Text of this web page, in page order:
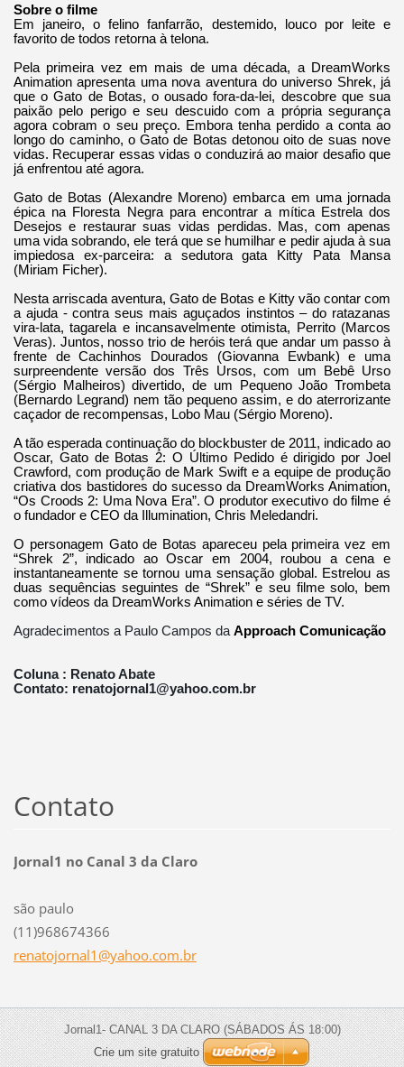
Sobre o filme
Em janeiro, o felino fanfarrão, destemido, louco por leite e
favorito de todos retorna à telona.
Pela primeira vez em mais de uma década, a DreamWorks
Animation apresenta uma nova aventura do universo Shrek, já
que o Gato de Botas, o ousado fora-da-lei, descobre que sua
paixão pelo perigo e seu descuido com a própria segurança
agora cobram o seu preço. Embora tenha perdido a conta ao
longo do caminho, o Gato de Botas detonou oito de suas nove
vidas. Recuperar essas vidas o conduzirá ao maior desafio que
já enfrentou até agora.
Gato de Botas (Alexandre Moreno) embarca em uma jornada
épica na Floresta Negra para encontrar a mítica Estrela dos
Desejos e restaurar suas vidas perdidas. Mas, com apenas
uma vida sobrando, ele terá que se humilhar e pedir ajuda à sua
impiedosa ex-parceira: a sedutora gata Kitty Pata Mansa
(Miriam Ficher).
Nesta arriscada aventura, Gato de Botas e Kitty vão contar com
a ajuda - contra seus mais aguçados instintos – do ratazanas
vira-lata, tagarela e incansavelmente otimista, Perrito (Marcos
Veras). Juntos, nosso trio de heróis terá que andar um passo à
frente de Cachinhos Dourados (Giovanna Ewbank) e uma
surpreendente versão dos Três Ursos, com um Bebê Urso
(Sérgio Malheiros) divertido, de um Pequeno João Trombeta
(Bernardo Legrand) nem tão pequeno assim, e do aterrorizante
caçador de recompensas, Lobo Mau (Sérgio Moreno).
A tão esperada continuação do blockbuster de 2011, indicado ao
Oscar, Gato de Botas 2: O Último Pedido é dirigido por Joel
Crawford, com produção de Mark Swift e a equipe de produção
criativa dos bastidores do sucesso da DreamWorks Animation,
“Os Croods 2: Uma Nova Era”. O produtor executivo do filme é
o fundador e CEO da Illumination, Chris Meledandri.
O personagem Gato de Botas apareceu pela primeira vez em
“Shrek 2”, indicado ao Oscar em 2004, roubou a cena e
instantaneamente se tornou uma sensação global. Estrelou as
duas sequências seguintes de “Shrek” e seu filme solo, bem
como vídeos da DreamWorks Animation e séries de TV.
Agradecimentos a Paulo Campos daApproach Comunicação
Coluna : Renato Abate
Contato: renatojornal1@yahoo.com.br
Contato
Jornal1 no Canal 3 da Claro
são paulo
(11)968674366
renatojornal1@yahoo.com.br
Jornal1- CANAL 3 DA CLARO (SÁBADOS ÁS 18:00)
Crie um site gratuito